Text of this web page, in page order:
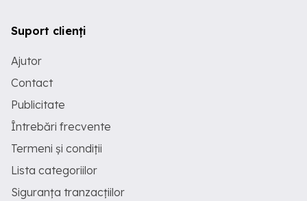
Suport clienți
Ajutor
Contact
Publicitate
Întrebări frecvente
Termeni și condiții
Lista categoriilor
Siguranța tranzacțiilor